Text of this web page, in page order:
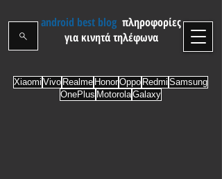
android best blog πληροφορίες
για κινητά τηλέφωνα
Xiaomi Vivo Realme HonorOppo Redmi Samsung
OnePlus MotorolaGalaxy